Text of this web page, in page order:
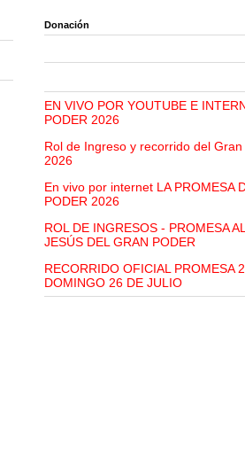
Donación
EN VIVO POR YOUTUBE E
PODER 2026
Rol de Ingreso y recorrido del
2026
En vivo por internet LA PROMESA
PODER 2026
ROL DE INGRESOS - PROMESA
JESÚS DEL GRAN PODER
RECORRIDO OFICIAL PROMESA
DOMINGO 26 DE JULIO